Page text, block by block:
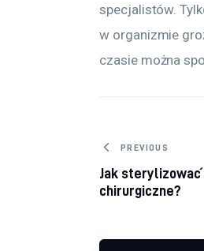
specjalistów.
w organizmie
czasie można
PREVIOUS
Jak sterylizować
chirurgiczne?